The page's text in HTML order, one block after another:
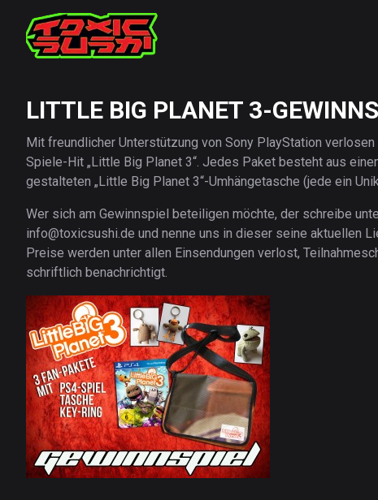
LITTLE BIG PLANET 3-
Mit freundlicher Unterstützung von Sony PlayStation
Spiele-Hit „Little Big Planet 3“. Jedes Paket besteht aus
gestalteten „Little Big Planet 3“-Umhängetasche (jede ein
Wer sich am Gewinnspiel beteiligen möchte, der schreibe
info@toxicsushi.de und nenne uns in dieser seine aktuellen
Preise werden unter allen Einsendungen verlost,
schriftlich benachrichtigt.